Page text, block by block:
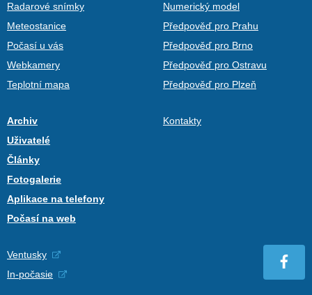
Radarové snímky
Meteostanice
Počasí u vás
Webkamery
Teplotní mapa
Numerický model
Předpověď pro Prahu
Předpověď pro Brno
Předpověď pro Ostravu
Předpověď pro Plzeň
Archiv
Uživatelé
Články
Fotogalerie
Aplikace na telefony
Počasí na web
Kontakty
Ventusky
In-počasie